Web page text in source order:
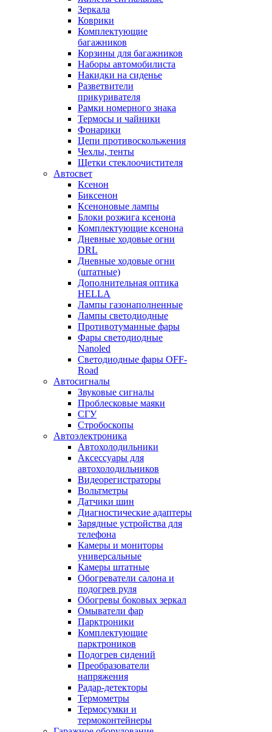
Зеркала
Коврики
Комплектующие
багажников
Корзины для багажников
Наборы автомобилиста
Накидки на сиденье
Разветвители
прикуривателя
Рамки номерного знака
Термосы и чайники
Фонарики
Цепи противоскольжения
Чехлы, тенты
Щетки стеклоочистителя
Автосвет
Ксенон
Биксенон
Ксеноновые лампы
Блоки розжига ксенона
Комплектующие ксенона
Дневные ходовые огни
DRL
Дневные ходовые огни
(штатные)
Дополнительная оптика
HELLA
Лампы газонаполненные
Лампы светодиодные
Противотуманные фары
Фары светодиодные
Nanoled
Светодиодные фары OFF-
Road
Автосигналы
Звуковые сигналы
Проблесковые маяки
СГУ
Стробоскопы
Автоэлектроника
Автохолодильники
Аксессуары для
автохолодильников
Видеорегистраторы
Вольтметры
Датчики шин
Диагностические адаптеры
Зарядные устройства для
телефона
Камеры и мониторы
универсальные
Камеры штатные
Обогреватели салона и
подогрев руля
Обогревы боковых зеркал
Омыватели фар
Парктроники
Комплектующие
парктроников
Подогрев сидений
Преобразователи
напряжения
Радар-детекторы
Термометры
Термосумки и
термоконтейнеры